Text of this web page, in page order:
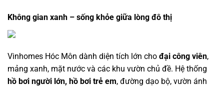
Không gian xanh – sống khỏe giữa lòng đô thị
Vinhomes Hóc Môn dành diện tích lớn cho đại công viên,
mảng xanh, mặt nước và các khu vườn chủ đề. Hệ thống
hồ bơi người lớn, hồ bơi trẻ em, đường dạo bộ, vườn ánh